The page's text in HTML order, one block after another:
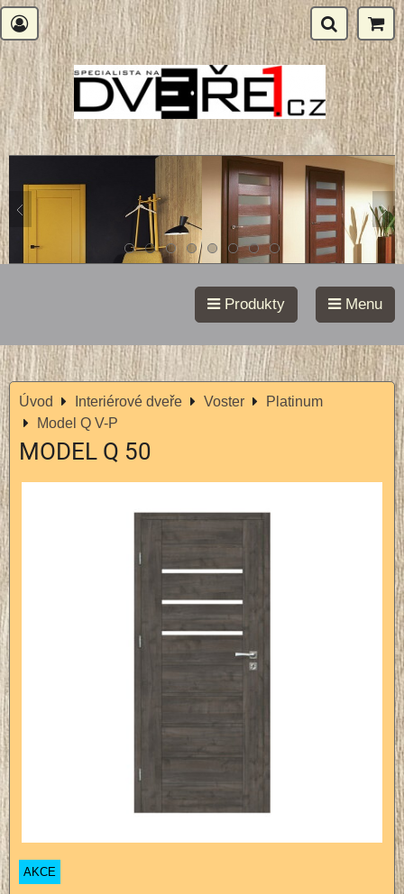
Produkty Menu
Úvod Interiérové dveře Voster
Platinum
Model Q V-P
MODEL Q 50
AKCE